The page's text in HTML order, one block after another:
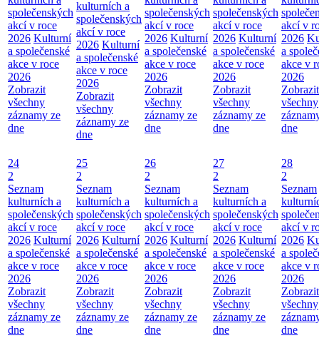
společenských
akcí v roce
2026 Kulturní
a společenské
akce v roce
2026
Zobrazit
všechny
záznamy ze
dne
kulturních a
společenských
akcí v roce
2026 Kulturní
a společenské
akce v roce
2026
Zobrazit
všechny
záznamy ze
dne
společenských
akcí v roce
2026 Kulturní
a společenské
akce v roce
2026
Zobrazit
všechny
záznamy ze
dne
společenských
akcí v roce
2026 Kulturní
a společenské
akce v roce
2026
Zobrazit
všechny
záznamy ze
dne
akcí v
2026
a
akce v
2026
Zobrazit
všechny
dne
24
2
Seznam
kulturních a
společenských
akcí v roce
2026 Kulturní
a společenské
akce v roce
2026
Zobrazit
všechny
záznamy ze
dne
25
2
Seznam
kulturních a
společenských
akcí v roce
2026 Kulturní
a společenské
akce v roce
2026
Zobrazit
všechny
záznamy ze
dne
26
2
Seznam
kulturních a
společenských
akcí v roce
2026 Kulturní
a společenské
akce v roce
2026
Zobrazit
všechny
záznamy ze
dne
27
2
Seznam
kulturních a
společenských
akcí v roce
2026 Kulturní
a společenské
akce v roce
2026
Zobrazit
všechny
záznamy ze
dne
28
2
Seznam
akcí v
2026
a
akce v
2026
Zobrazit
všechny
dne